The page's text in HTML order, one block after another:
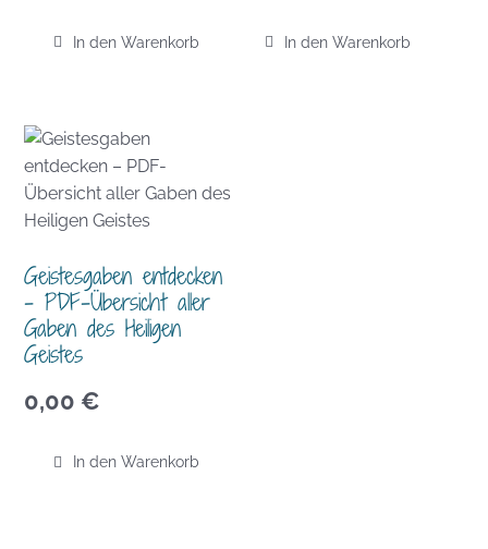
In den Warenkorb In den Warenkorb
Geistesgaben entdecken
– PDF-Übersicht aller
Gaben des Heiligen
Geistes
0,00 €
In den Warenkorb